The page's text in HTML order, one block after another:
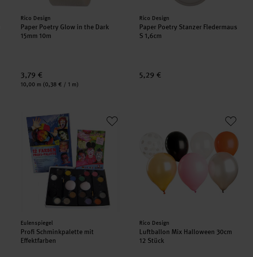
Hersteller:
Rico Design
Paper Poetry Glow in the Dark
15mm 10m
3,79 €
Inhalt:
10,00 m (0,38 € / 1 m)
Hersteller:
Rico Design
Paper Poetry Stanzer Fledermaus
S 1,6cm
5,29 €
Profi Schminkpalette mit Effektfarben
Hersteller:
Eulenspiegel
Profi Schminkpalette mit
Effektfarben
Hersteller:
Rico Design
Luftballon Mix Halloween 30cm
12 Stück